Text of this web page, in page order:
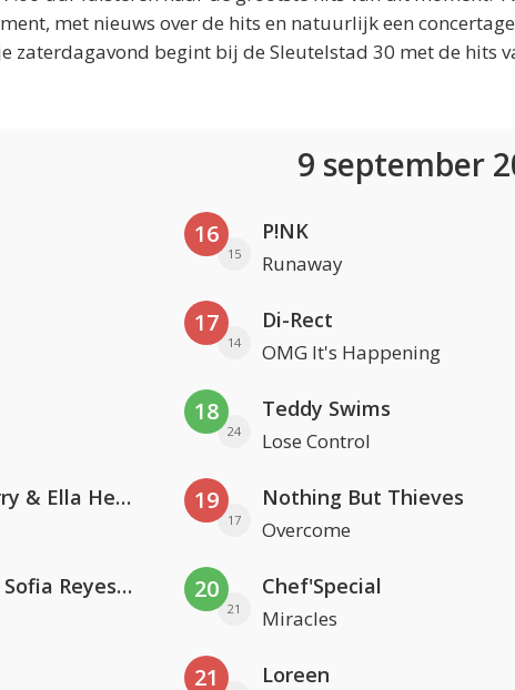
met nieuws over de hits en natuurlijk een
zaterdagavond begint bij de Sleutelstad 30 met de hits
9 september
Nathan Dawe, Joel Corry & Ella Henderson
Kris Kross Amsterdam. Sofia Reyes & Tinie Tempah
16
15
P!NK
Runaway
17
14
Di-Rect
OMG It's Happening
18
24
Teddy Swims
Lose Control
19
17
Nothing But Thieves
Overcome
20
21
Chef'Special
Miracles
21 Loreen